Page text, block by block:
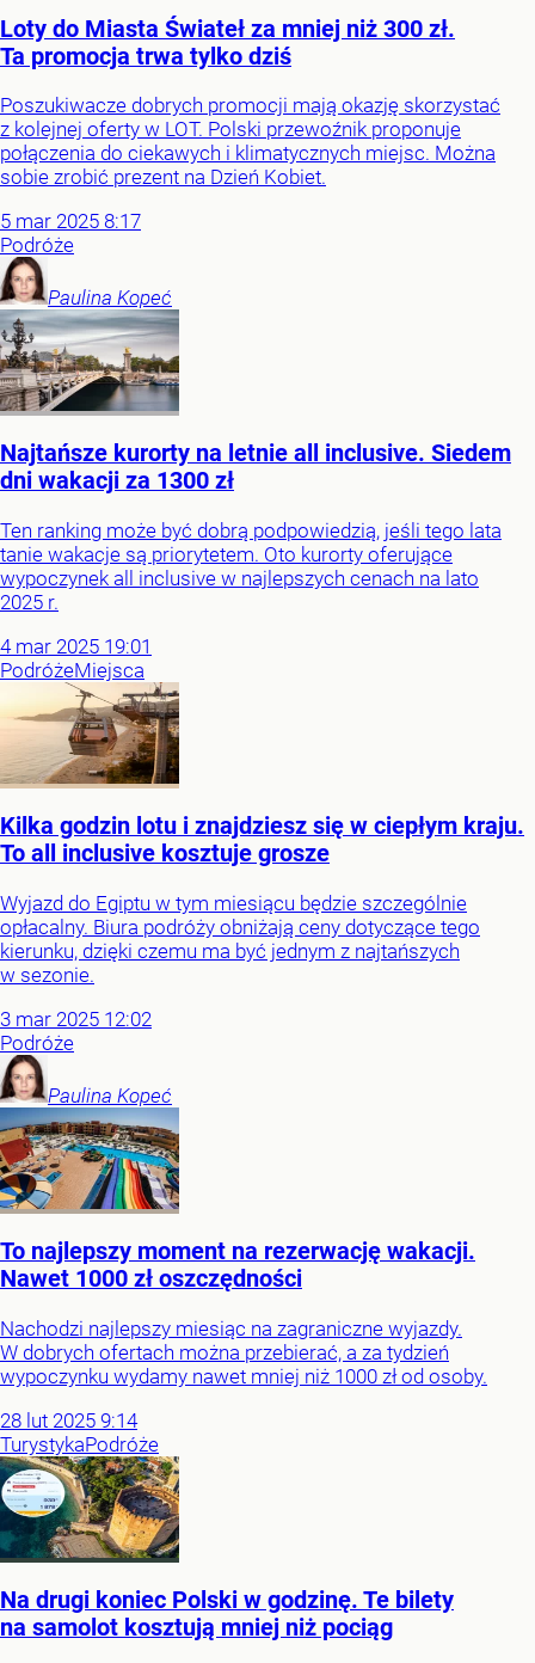
Loty do Miasta Świateł za mniej niż 300 zł.
Ta promocja trwa tylko dziś
Poszukiwacze dobrych promocji mają okazję skorzystać
z kolejnej oferty w LOT. Polski przewoźnik proponuje
połączenia do ciekawych i klimatycznych miejsc. Można
sobie zrobić prezent na Dzień Kobiet.
5 mar 2025 8:17
Podróże
Paulina Kopeć
Najtańsze kurorty na letnie all inclusive. Siedem
dni wakacji za 1300 zł
Ten ranking może być dobrą podpowiedzią, jeśli tego lata
tanie wakacje są priorytetem. Oto kurorty oferujące
wypoczynek all inclusive w najlepszych cenach na lato
2025 r.
4 mar 2025 19:01
PodróżeMiejsca
Kilka godzin lotu i znajdziesz się w ciepłym kraju.
To all inclusive kosztuje grosze
Wyjazd do Egiptu w tym miesiącu będzie szczególnie
opłacalny. Biura podróży obniżają ceny dotyczące tego
kierunku, dzięki czemu ma być jednym z najtańszych
w sezonie.
3 mar 2025 12:02
Podróże
Paulina Kopeć
To najlepszy moment na rezerwację wakacji.
Nawet 1000 zł oszczędności
Nachodzi najlepszy miesiąc na zagraniczne wyjazdy.
W dobrych ofertach można przebierać, a za tydzień
wypoczynku wydamy nawet mniej niż 1000 zł od osoby.
28 lut 2025 9:14
TurystykaPodróże
Na drugi koniec Polski w godzinę. Te bilety
na samolot kosztują mniej niż pociąg